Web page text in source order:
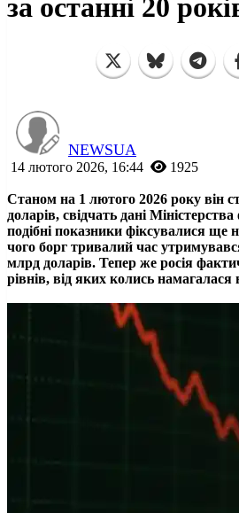
за останні 20
NEWSUA
14 лютого 2026, 16:44 1925
Станом на 1 лютого 2026 року він
доларів, свідчать дані
подібні показники фіксувалися ще
чого борг тривалий час
млрд доларів. Тепер же росія
рівнів, від яких колись намагалася